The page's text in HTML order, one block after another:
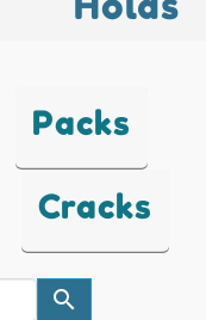
Packs
Cracks
search